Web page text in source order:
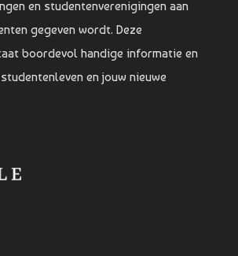
en studentenverenigingen aan
gegeven wordt. Deze
boordevol handige informatie en
en jouw nieuwe